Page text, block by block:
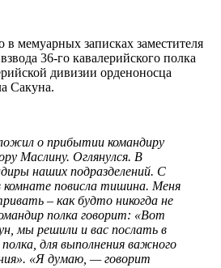
в мемуарных записках заместителя
36-го кавалерийского полка
дивизии орденоносца
Сакуна.
о прибытии командиру
Маслину. Оглянулся. В
наших подразделений. С
комнате повисла тишина. Меня
– как будто никогда не
полка говорит: «Вот
мы решили и вас послать в
для выполнения важного
«Я думаю, — говорит